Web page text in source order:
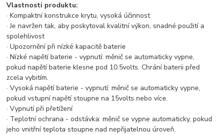
Vlastnosti produktu:
· Kompaktní konstrukce krytu, vysoká účinnost
· Je navržen tak, aby poskytoval kvalitní výkon, snadné použití a
spolehlivost
· Upozornění při nízké kapacitě baterie
· Nízké napětí baterie - vypnutí: měnič se automaticky vypne,
pokud napětí baterie klesne pod 10.5volts. Chrání baterii před
zcela vybitím.
· Vysoká napětí baterie - vypnutí: měnič se automaticky vypne,
pokud vstupní napětí stoupne na 15volts nebo více.
· Vypnutí při přetížení
· Teplotní ochrana - odstávka: měnič se vypne automaticky, pokud
jeho vnitřní teplota stoupne nad nepřijatelnou úroveň.